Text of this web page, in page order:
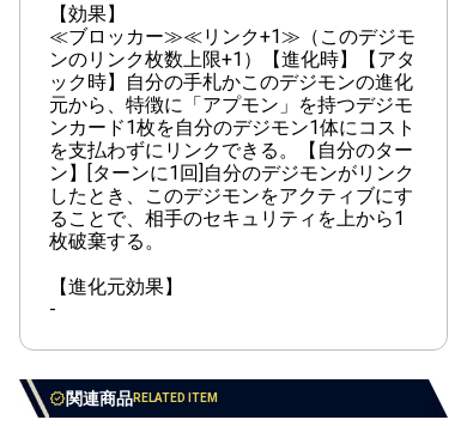
【EX-04】オルタナティブビーイング
【EX-03】ドラゴンズロア
【EX-02】デジタルハザード
【EX-01】クラシックコレクション
【LM-07】ANOTHER KNIGHT
【LM-04】トリッドヴァイス
【効果】
≪ブロッカー≫≪リンク+1≫（このデジモ
ンのリンク枚数上限+1）【進化時】【アタ
ック時】自分の手札かこのデジモンの進化
元から、特徴に「アプモン」を持つデジモ
ンカード1枚を自分のデジモン1体にコスト
を支払わずにリンクできる。【自分のター
ン】[ターンに1回]自分のデジモンがリンク
したとき、このデジモンをアクティブにす
ることで、相手のセキュリティを上から1
枚破棄する。
【進化元効果】
-
関連商品RELATED ITEM